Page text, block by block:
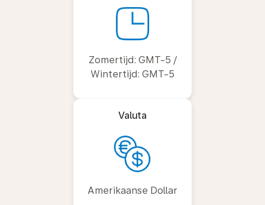
Zomertijd: GMT-5 /
Wintertijd: GMT-5
Valuta
Amerikaanse Dollar